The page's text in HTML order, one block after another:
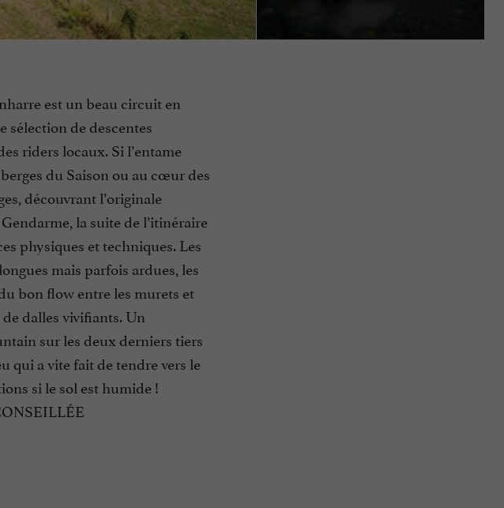
est un beau circuit en
sélection de descentes
riders locaux. Si l’entame
du Saison ou au cœur des
découvrant l’originale
la suite de l’itinéraire
physiques et techniques. Les
mais parfois ardues, les
bon flow entre les murets et
dalles vivifiants. Un
sur les deux derniers tiers
qui a vite fait de tendre vers le
si le sol est humide !